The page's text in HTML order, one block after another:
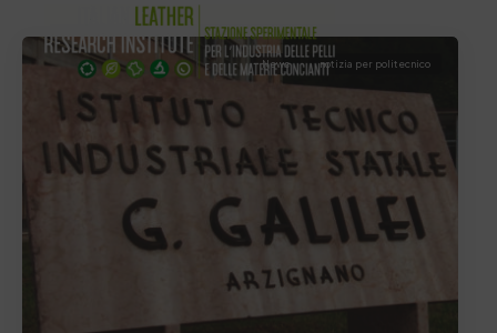
News notizia per politecnico